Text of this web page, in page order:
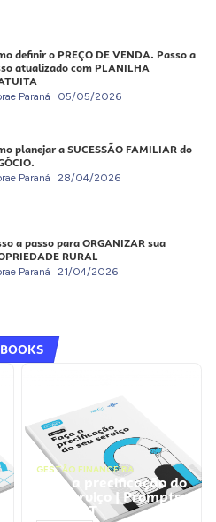
definir o PREÇO DE VENDA. Passo a
atualizado com PLANILHA
Paraná 05/05/2026
planejar a SUCESSÃO FAMILIAR do
Paraná 28/04/2026
a passo para ORGANIZAR sua
RURAL
Paraná 21/04/2026
GESTÃO FINANCEIRA
Faça a precificação do
seu serviço | Prompts
ChatGPT